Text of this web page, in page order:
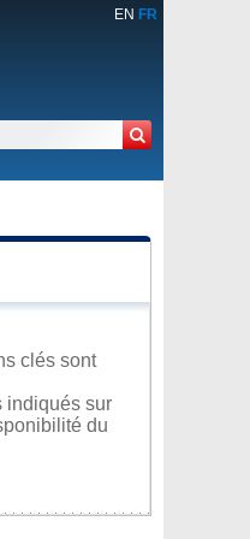
EN FR
clés sont
indiqués sur
du